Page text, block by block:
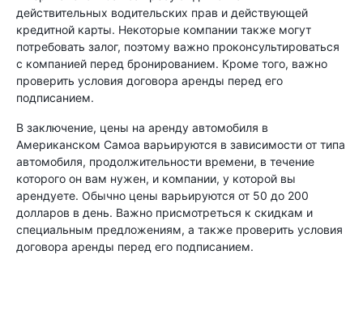
действительных водительских прав и действующей
кредитной карты. Некоторые компании также могут
потребовать залог, поэтому важно проконсультироваться
с компанией перед бронированием. Кроме того, важно
проверить условия договора аренды перед его
подписанием.
В заключение, цены на аренду автомобиля в
Американском Самоа варьируются в зависимости от типа
автомобиля, продолжительности времени, в течение
которого он вам нужен, и компании, у которой вы
арендуете. Обычно цены варьируются от 50 до 200
долларов в день. Важно присмотреться к скидкам и
специальным предложениям, а также проверить условия
договора аренды перед его подписанием.